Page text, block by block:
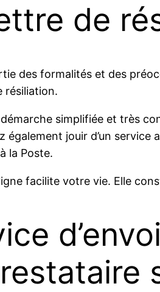
de
des formalités et des
résiliation.
simplifiée et très
également jouir d’un
la Poste.
facilite votre vie. Elle